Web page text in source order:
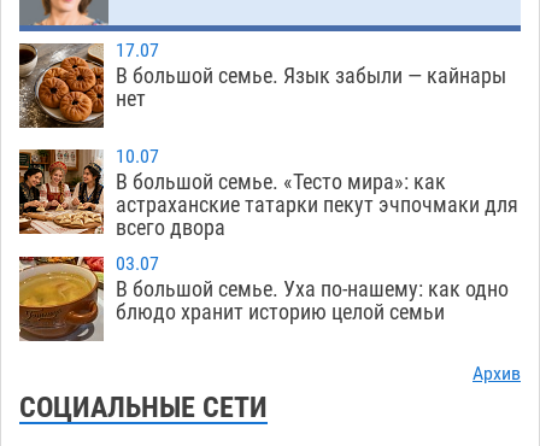
зеленые зоны на автоматический полив
13:13
Скончался второй ребенок после пожара в
Астрахани
12:49
Астраханские гандболисты с крупной победы
стартовали на Всероссийской Спартакиаде
12:16
В астраханском селе невестка изрешетила
машину свекрови
06.08
нелегалов прямым рейсом из Шереметьево
17.07
В большой семье. Язык забыли — кайнары
нет
10.07
В большой семье. «Тесто мира»: как
астраханские татарки пекут эчпочмаки для
всего двора
03.07
В большой семье. Уха по-нашему: как одно
блюдо хранит историю целой семьи
Архив
СОЦИАЛЬНЫЕ СЕТИ